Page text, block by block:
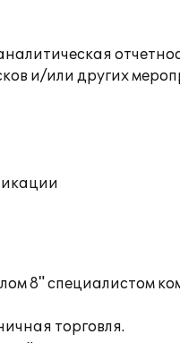
и/или других
8" специалистом
торговля.